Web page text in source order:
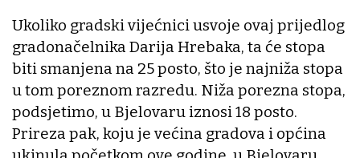
Ukoliko gradski vijećnici usvoje ovaj prijedlog
gradonačelnika Darija Hrebaka, ta će stopa
biti smanjena na 25 posto, što je najniža stopa
u tom poreznom razredu. Niža porezna stopa,
podsjetimo, u Bjelovaru iznosi 18 posto.
Prireza pak, koju je većina gradova i općina